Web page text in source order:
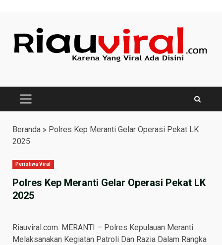
content
PRIMARY
Beranda » Polres Kep Meranti Gelar Operasi Pekat LK
2025
Peristiwa Viral
Polres Kep Meranti Gelar Operasi Pekat LK
2025
Riauviral.com. MERANTI – Polres Kepulauan Meranti
Melaksanakan Kegiatan Patroli Dan Razia Dalam Rangka